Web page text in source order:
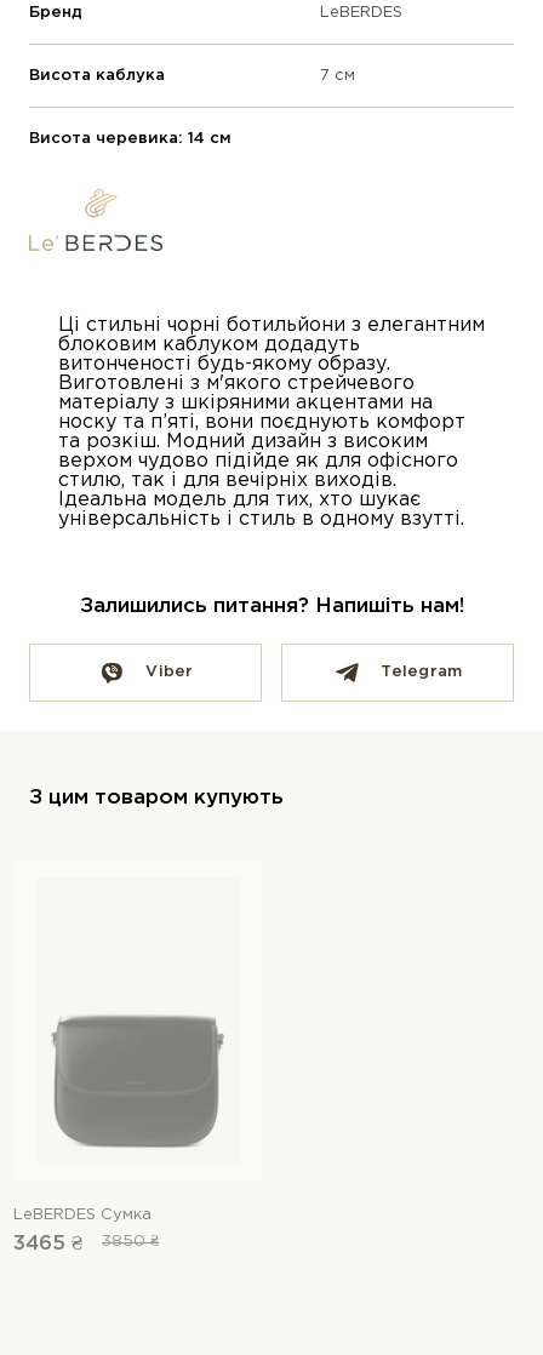
Бренд LeBERDES
Висота каблука 7 см
Висота черевика: 14 см
Ці стильні чорні ботильйони з елегантним
блоковим каблуком додадуть
витонченості будь-якому образу.
Виготовлені з м'якого стрейчевого
матеріалу з шкіряними акцентами на
носку та п’яті, вони поєднують комфорт
та розкіш. Модний дизайн з високим
верхом чудово підійде як для офісного
стилю, так і для вечірніх виходів.
Ідеальна модель для тих, хто шукає
універсальність і стиль в одному взутті.
Залишились питання? Напишіть нам!
Viber Telegram
З цим товаром купують
LeBERDES Сумка
3465 ₴ 3850 ₴